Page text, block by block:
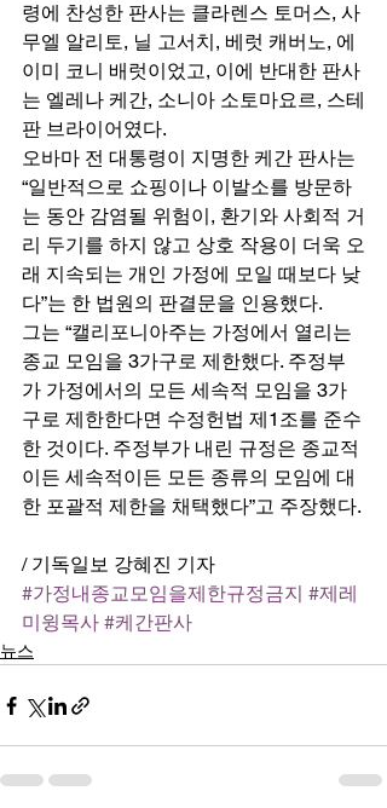
령에 찬성한 판사는 클라렌스 토머스, 사
무엘 알리토, 닐 고서치, 베럿 캐버노, 에
이미 코니 배럿이었고, 이에 반대한 판사
는 엘레나 케간, 소니아 소토마요르, 스테
판 브라이어였다.
오바마 전 대통령이 지명한 케간 판사는
“일반적으로 쇼핑이나 이발소를 방문하
는 동안 감염될 위험이, 환기와 사회적 거
리 두기를 하지 않고 상호 작용이 더욱 오
래 지속되는 개인 가정에 모일 때보다 낮
다”는 한 법원의 판결문을 인용했다.
그는 “캘리포니아주는 가정에서 열리는
종교 모임을 3가구로 제한했다. 주정부
가 가정에서의 모든 세속적 모임을 3가
구로 제한한다면 수정헌법 제1조를 준수
한 것이다. 주정부가 내린 규정은 종교적
이든 세속적이든 모든 종류의 모임에 대
한 포괄적 제한을 채택했다”고 주장했다.
/ 기독일보 강혜진 기자
#가정내종교모임을제한규정금지 #제레
미윙목사 #케간판사
뉴스